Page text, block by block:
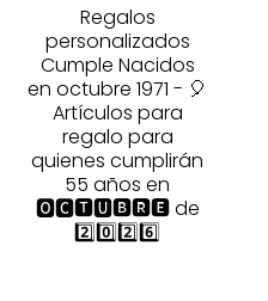
Regalos
personalizados
Cumple Nacidos
en octubre 1971 - 🎈
Artículos para
regalo para
quienes cumplirán
55 años en
🅾🅲🆃🆄🅱🆁🅴 de
2️⃣0️⃣2️⃣6️⃣